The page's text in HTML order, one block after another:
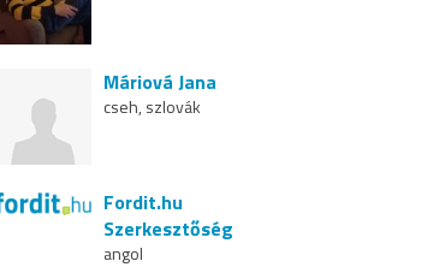
Máriová Jana
cseh, szlovák
Fordit.hu
Szerkesztőség
angol